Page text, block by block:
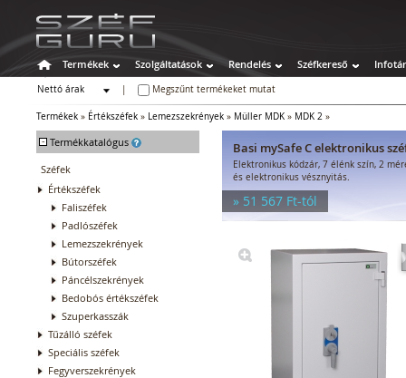
Termékek Szolgáltatások Rendelés Széfkereső Infotár
Nettó árak
Megszűnt termékeket mutat
Termékek » Értékszéfek » Lemezszekrények » Müller MDK » MDK 2 »
- Termékkatalógus
Széfek
Értékszéfek
Faliszéfek
Padlószéfek
Lemezszekrények
Bútorszéfek
Páncélszekrények
Bedobós értékszéfek
Szuperkasszák
Tűzálló széfek
Speciális széfek
Fegyverszekrények
Basi mySafe C elektronikus
Elektronikus kódzár, 7 élénk szín, 2
és elektronikus vésznyitás.
» 51 567 Ft-tól